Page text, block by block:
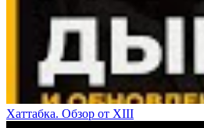
Хаттабка. Обзор от XIII